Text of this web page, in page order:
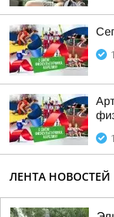
ЛЕНТА НОВОСТЕЙ